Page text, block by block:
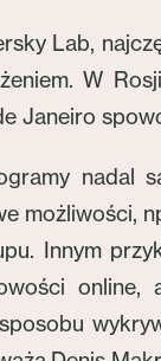
Lab,
W
Janeiro
nadal
możliwości,
Innym
online,